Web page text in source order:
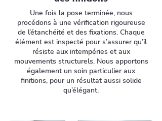
Une fois la pose terminée, nous
procédons à une vérification rigoureuse
de l’étanchéité et des fixations. Chaque
élément est inspecté pour s’assurer qu’il
résiste aux intempéries et aux
mouvements structurels. Nous apportons
également un soin particulier aux
finitions, pour un résultat aussi solide
qu’élégant.